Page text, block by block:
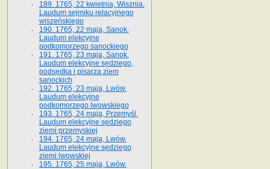
189. 1765, 22 kwietnia, Wisznia.
Laudum sejmiku relacyjnego
wiszeńskiego
190. 1765, 22 maja, Sanok.
Laudum elekcyjne
podkomorzego sanockiego
191. 1765, 23 maja, Sanok.
Laudum elekcyjne sędziego,
podsędka i pisarza ziem
sanockich
192. 1765, 23 maja, Lwów.
Laudum elekcyjne
podkomorzego lwowskiego
193. 1765, 24 maja, Przemyśl.
Laudum elekcyjne sędziego
ziemi przemyskiej
194. 1765, 24 maja, Lwów.
Laudum elekcyjne sędziego
ziemi lwowskiej
195. 1765, 25 maja, Lwów.